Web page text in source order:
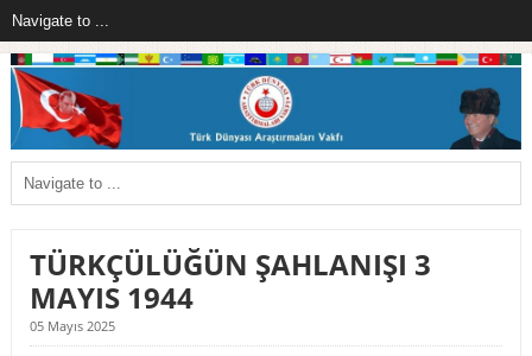
TÜRKÇÜLÜĞÜN ŞAHLANIŞI 3
MAYIS 1944
05 Mayıs 2025